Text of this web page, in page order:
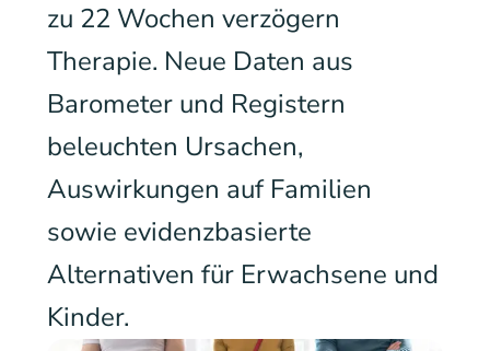
zu 22 Wochen verzögern
Therapie. Neue Daten aus
Barometer und Registern
beleuchten Ursachen,
Auswirkungen auf Familien
sowie evidenzbasierte
Alternativen für Erwachsene und
Kinder.